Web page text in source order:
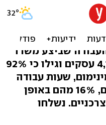
שביצע משרד
התמ"ת בדקו הפקחים 4,140 עסקים וגילו כי 92%
שעות עבודה
ומנוחה וחוקי עבודה אחרים, 16% מהם באופן
צרכניים. נשלחו